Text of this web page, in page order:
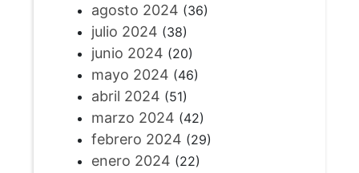
agosto 2024 (36)
julio 2024 (38)
junio 2024 (20)
mayo 2024 (46)
abril 2024 (51)
marzo 2024 (42)
febrero 2024 (29)
enero 2024 (22)